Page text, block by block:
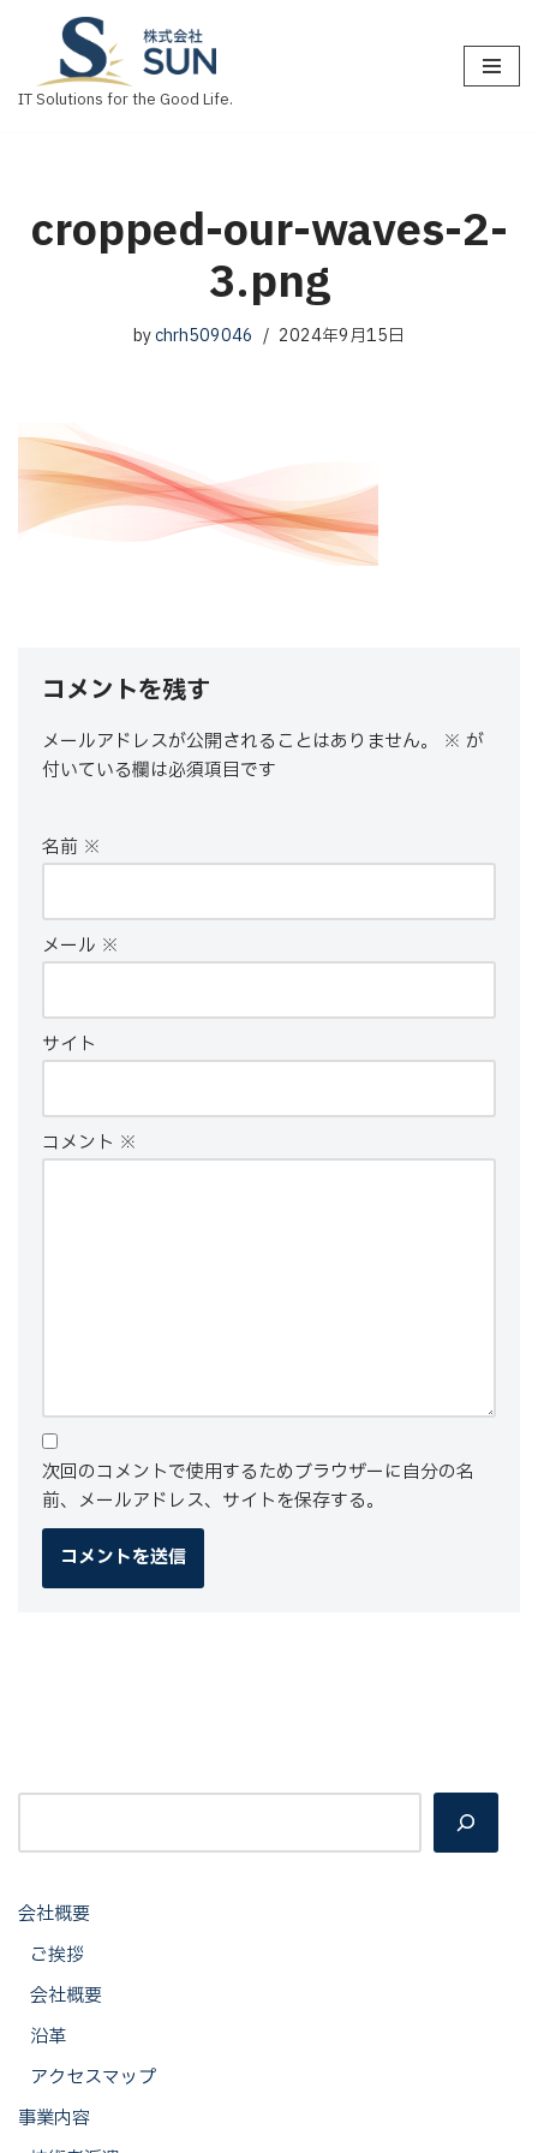
ン
ス
IT Solutions for the Good Life.
cropped-our-waves-2-
3.png
bychrh509046 2024年9月15日
コメントを残す
メールアドレスが公開されることはありません。 ※ が
付いている欄は必須項目です
名前 ※
メール ※
サイト
コメント ※
次回のコメントで使用するためブラウザーに自分の名
前、メールアドレス、サイトを保存する。
会社概要
ご挨拶
会社概要
沿革
アクセスマップ
事業内容